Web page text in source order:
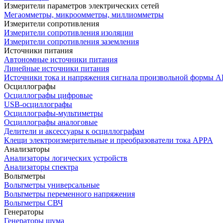
Измерители параметров электрических сетей
Мегаомметры, микроомметры, миллиомметры
Измерители сопротивления
Измерители сопротивления изоляции
Измерители сопротивления заземления
Источники питания
Автономные источники питания
Линейные источники питания
Источники тока и напряжения сигнала произвольной формы
Осциллографы
Осциллографы цифровые
USB-осциллографы
Осциллографы-мультиметры
Осциллографы аналоговые
Делители и аксессуары к осциллографам
Клещи электроизмерительные и преобразователи тока APPA
Анализаторы
Анализаторы логических устройств
Анализаторы спектра
Вольтметры
Вольтметры универсальные
Вольтметры переменного напряжения
Вольтметры СВЧ
Генераторы
Генераторы шума